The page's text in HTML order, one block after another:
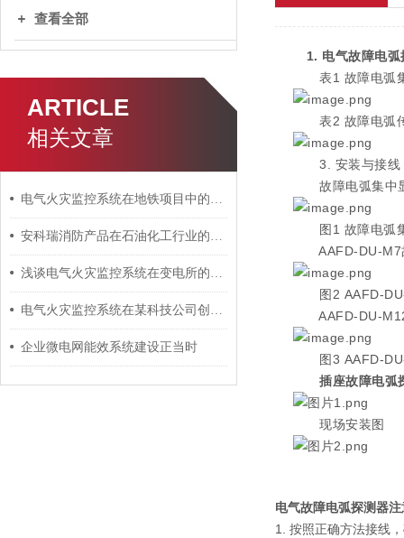
查看全部
ARTICLE
相关文章
电气火灾监控系统在地铁项目中的应用
安科瑞消防产品在石油化工行业的应用探讨
浅谈电气火灾监控系统在变电所的应用
电气火灾监控系统在某科技公司创意园上的应用
企业微电网能效系统建设正当时
1. 电气故障电弧
表1 故障电弧集
表2 故障电弧传
3. 安装与接线
故障电弧集中显
图1 故障电弧集
AAFD-DU-M7
图2 AAFD-DU-
AAFD-DU-M12
图3 AAFD-DU-
插座故障电弧
现场安装图
电气故障电弧探测器注
1. 按照正确方法接线